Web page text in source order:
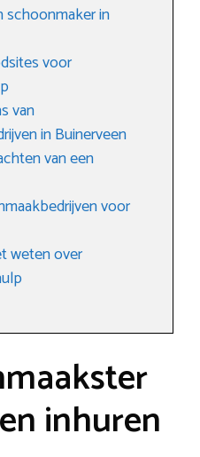
schoonmaker in
voor
van
in Buinerveen
van een
voor
weten over
inhuren